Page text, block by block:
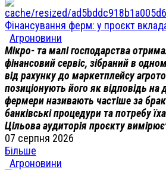
Фінансування ферм: у проєкт
Агроновини
Мікро- та малі господарства
фінансовий сервіс, зібраний в
від рахунку до маркетплейсу
позиціонують його як відповідь на
фермери називають частіше за
банківські процедури та потребу
Цільова аудиторія проєкту
07 серпня 2026
Більше
Агроновини